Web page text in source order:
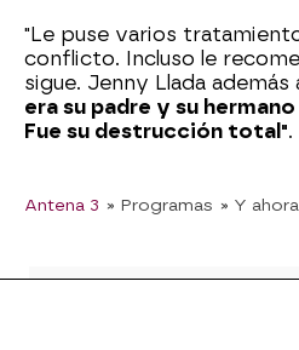
"Le puse varios
conflicto. Incluso le
sigue. Jenny Llada además
era su padre y su
Fue su destrucción total".
Antena 3 » Programas » Y